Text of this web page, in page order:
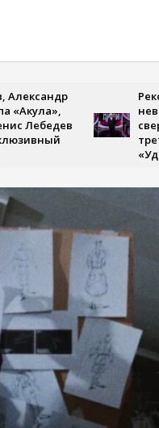
третьем